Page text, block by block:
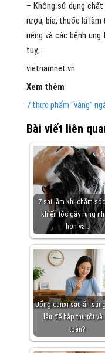
– Không sử dụng
rượu, bia, thuốc lá làm
riêng và các bệnh
tụy,….
vietnamnet.vn
Xem thêm
7 thực phẩm “vàng”
Bài viết liên
7 sai lầm khi chăm
khiến tóc gãy rụng
hơn và…
Uống canxi sau ăn
lâu để hấp thu tốt và
toàn?